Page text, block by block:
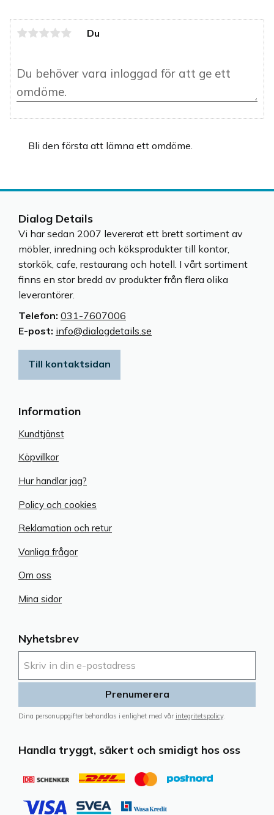
Du
Bli den första att lämna ett omdöme.
Nyhetsbrev
Prenumerera
Dina personuppgifter behandlas i enlighet med vår integritetspolicy.
Handla tryggt, säkert och smidigt hos oss
Information
Kundtjänst
Köpvillkor
Hur handlar jag?
Policy och cookies
Reklamation och retur
Vanliga frågor
Om oss
Mina sidor
Dialog Details
Vi har sedan 2007 levererat ett brett sortiment av
möbler, inredning och köksprodukter till kontor,
storkök, cafe, restaurang och hotell. I vårt sortiment
finns en stor bredd av produkter från flera olika
leverantörer.
Telefon: 031-7607006
E-post: info@dialogdetails.se
Till kontaktsidan